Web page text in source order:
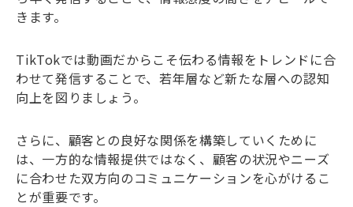
きます。
TikTokでは動画だからこそ伝わる情報をトレンドに合
わせて発信することで、若年層など新たな層への認知
向上を図りましょう。
さらに、顧客との良好な関係を構築していくために
は、一方的な情報提供ではなく、顧客の状況やニーズ
に合わせた双方向のコミュニケーションを心がけるこ
とが重要です。